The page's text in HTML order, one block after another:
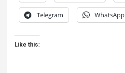
Telegram WhatsApp
Like this: